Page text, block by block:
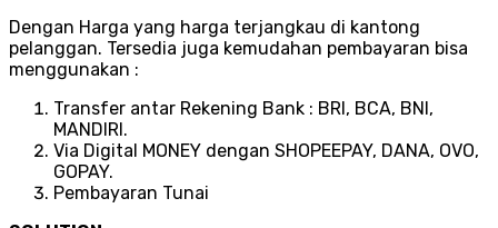
Dengan Harga yang harga terjangkau di kantong
pelanggan. Tersedia juga kemudahan pembayaran bisa
menggunakan :
Transfer antar Rekening Bank : BRI, BCA, BNI,
MANDIRI.
Via Digital MONEY dengan SHOPEEPAY, DANA, OVO,
GOPAY.
Pembayaran Tunai